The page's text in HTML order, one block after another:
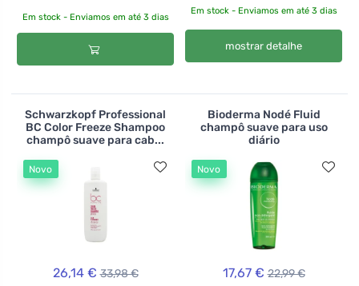
Em stock - Enviamos em até 3 dias
Em stock - Enviamos em até 3 dias
mostrar detalhe
Schwarzkopf Professional
BC Color Freeze Shampoo
champô suave para cab...
Novo
26,14 € 33,98 €
Bioderma Nodé Fluid
champô suave para uso
diário
Novo
17,67 € 22,99 €